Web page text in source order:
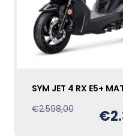
SYM JET 4 RX E5+
€2.598,00 €